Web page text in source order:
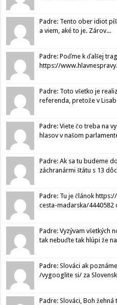
Padre: Tento ober idiot
a viem, aké to je. Zárov...
Padre: Poďme k ďalšej
https://
Padre: Toto všetko je
referenda, pretože v
Padre: Viete čo treba na
hlasov v našom
Padre: Ak sa tu budeme
záchranármi štátu s 13
Padre: Tu je článok
cesta-madarska/4440582
Padre: Vyzývam všetkých
tak nebuďte tak hlúpi že
Padre: Slováci ak
/vygooglite si/ za
Padre: Slováci, Boh